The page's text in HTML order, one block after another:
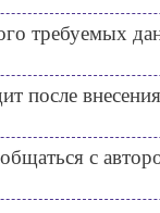
требуемых
после внесения
с